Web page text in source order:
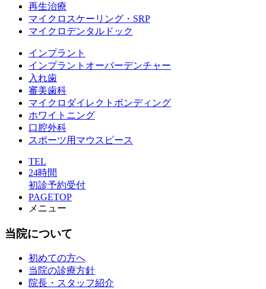
再生治療
マイクロスケーリング・SRP
マイクロデンタルドック
インプラント
インプラントオーバーデンチャー
入れ歯
審美歯科
マイクロダイレクトボンディング
ホワイトニング
口腔外科
スポーツ用マウスピース
TEL
24時間
初診予約受付
PAGETOP
メニュー
当院について
初めての方へ
当院の診療方針
院長・スタッフ紹介